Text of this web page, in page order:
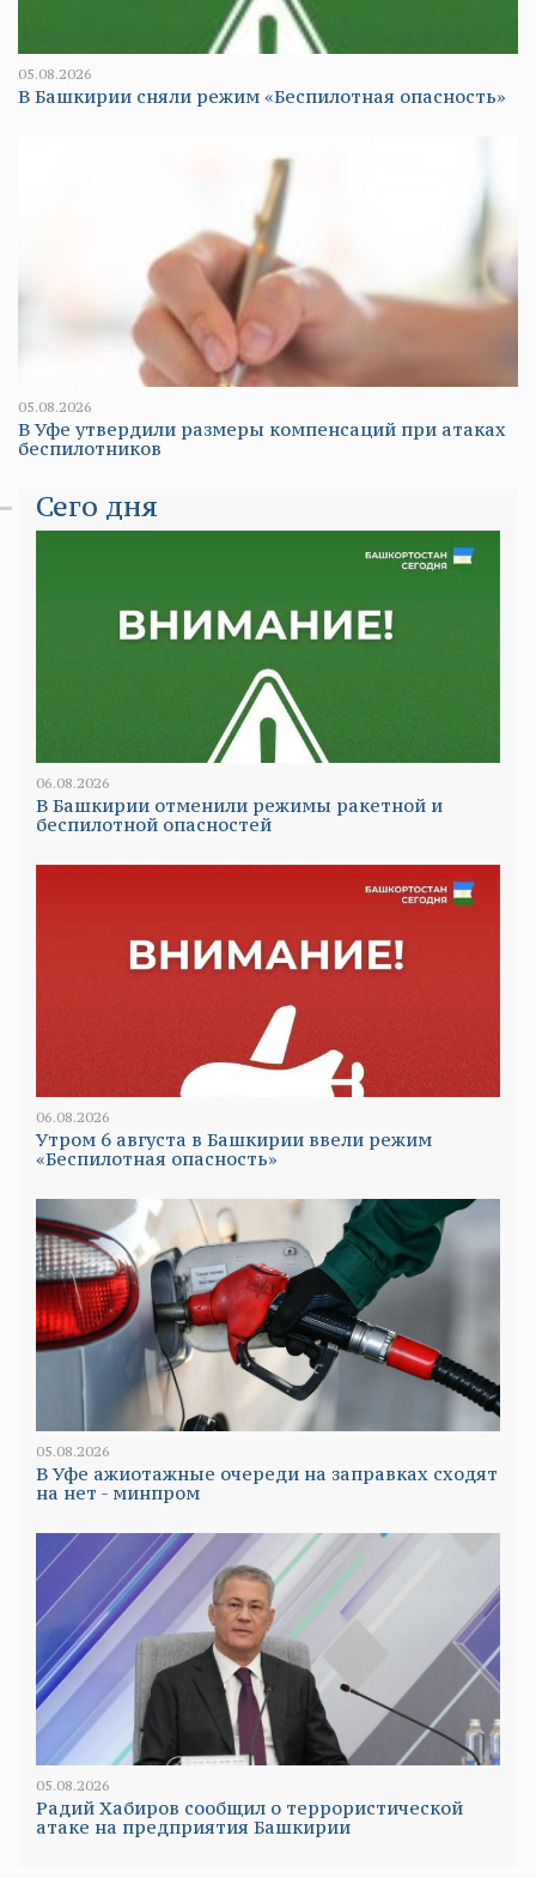
05.08.2026
В Башкирии сняли режим «Беспилотная опасность»
05.08.2026
В Уфе утвердили размеры компенсаций при атаках
беспилотников
Сего дня
06.08.2026
В Башкирии отменили режимы ракетной и
беспилотной опасностей
06.08.2026
Утром 6 августа в Башкирии ввели режим
«Беспилотная опасность»
05.08.2026
В Уфе ажиотажные очереди на заправках сходят
на нет - минпром
05.08.2026
Радий Хабиров сообщил о террористической
атаке на предприятия Башкирии